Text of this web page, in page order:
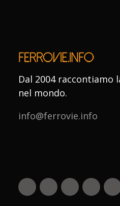
Dal 2004 raccontiamo
nel mondo.
info@ferrovie.info